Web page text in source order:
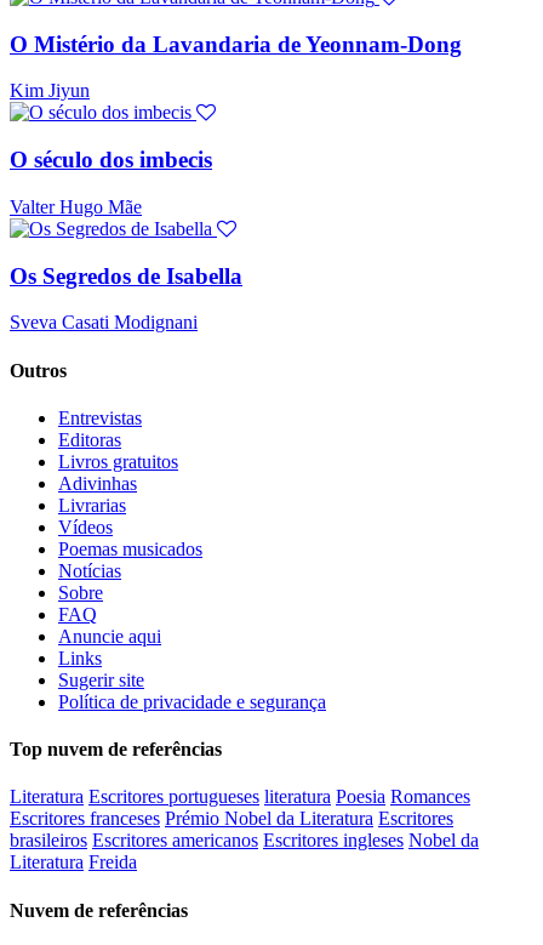
O Mistério da Lavandaria de Yeonnam-Dong
Kim Jiyun
O século dos imbecis
Valter Hugo Mãe
Os Segredos de Isabella
Sveva Casati Modignani
Outros
Entrevistas
Editoras
Livros gratuitos
Adivinhas
Livrarias
Vídeos
Poemas musicados
Notícias
Sobre
FAQ
Anuncie aqui
Links
Sugerir site
Política de privacidade e segurança
Top nuvem de referências
Literatura Escritores portugueses literatura Poesia Romances
Escritores franceses Prémio Nobel da Literatura Escritores
brasileiros Escritores americanos Escritores ingleses Nobel da
Literatura Freida
Nuvem de referências